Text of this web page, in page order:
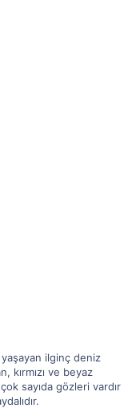
ilginç deniz
kırmızı ve beyaz
sayıda gözleri vardır